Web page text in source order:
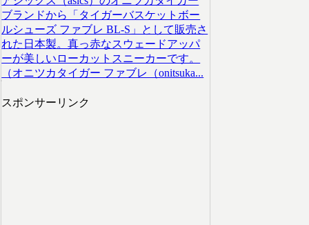
ブランドから「タイガーバスケットボー
ルシューズ ファブレ BL-S」として販売さ
れた日本製。真っ赤なスウェードアッパ
ーが美しいローカットスニーカーです。
（オニツカタイガー ファブレ（onitsuka...
スポンサーリンク